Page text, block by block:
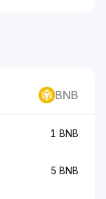
BNB
1 BNB
5 BNB